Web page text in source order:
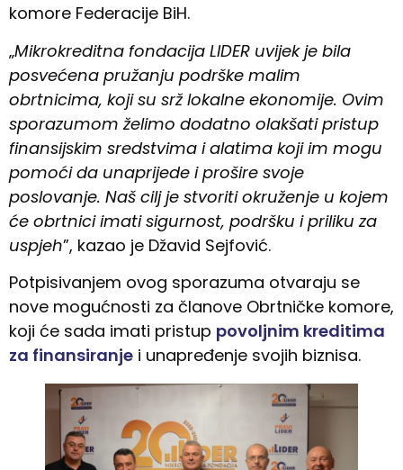
komore Federacije BiH.
„Mikrokreditna fondacija LIDER uvijek je bila
posvećena pružanju podrške malim
obrtnicima, koji su srž lokalne ekonomije. Ovim
sporazumom želimo dodatno olakšati pristup
finansijskim sredstvima i alatima koji im mogu
pomoći da unaprijede i prošire svoje
poslovanje. Naš cilj je stvoriti okruženje u kojem
će obrtnici imati sigurnost, podršku i priliku za
uspjeh”, kazao je Džavid Sejfović.
Potpisivanjem ovog sporazuma otvaraju se
nove mogućnosti za članove Obrtničke komore,
koji će sada imati pristup povoljnim kreditima
za finansiranje i unapređenje svojih biznisa.